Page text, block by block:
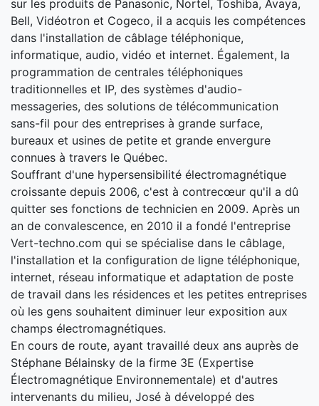
sur les produits de Panasonic, Nortel, Toshiba, Avaya,
Bell, Vidéotron et Cogeco, il a acquis les compétences
dans l'installation de câblage téléphonique,
informatique, audio, vidéo et internet. Également, la
programmation de centrales téléphoniques
traditionnelles et IP, des systèmes d'audio-
messageries, des solutions de télécommunication
sans-fil pour des entreprises à grande surface,
bureaux et usines de petite et grande envergure
connues à travers le Québec.
Souffrant d'une hypersensibilité électromagnétique
croissante depuis 2006, c'est à contrecœur qu'il a dû
quitter ses fonctions de technicien en 2009. Après un
an de convalescence, en 2010 il a fondé l'entreprise
Vert-techno.com qui se spécialise dans le câblage,
l'installation et la configuration de ligne téléphonique,
internet, réseau informatique et adaptation de poste
de travail dans les résidences et les petites entreprises
où les gens souhaitent diminuer leur exposition aux
champs électromagnétiques.
En cours de route, ayant travaillé deux ans auprès de
Stéphane Bélainsky de la firme 3E (Expertise
Électromagnétique Environnementale) et d'autres
intervenants du milieu, José à développé des